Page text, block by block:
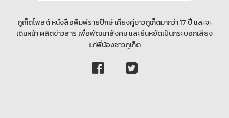
ภูเก็ตโพสต์ หนังสือพิมพ์รายปักษ์ เคียงคู่ชาวภูเก็ตมากว่า 17 ปี และจะ
เดินหน้า ผลิตข่าวสาร เพื่อพัฒนาสังคม และยืนหยัดเป็นกระบอกเสียง
แก่พี่น้องชาวภูเก็ต